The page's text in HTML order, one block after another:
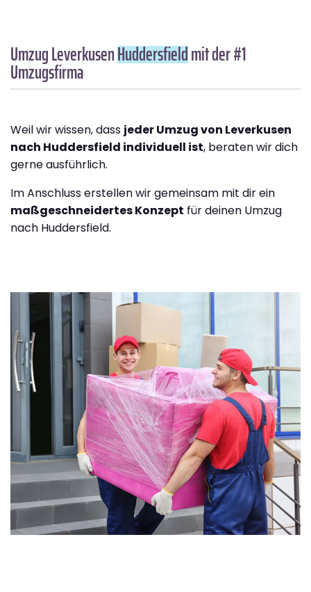
Umzug LeverkusenHuddersfieldmit der #1
Umzugsfirma
Weil wir wissen, dass jeder Umzug von Leverkusen
nach Huddersfield individuell ist, beraten wir dich
gerne ausführlich.
Im Anschluss erstellen wir gemeinsam mit dir ein
maßgeschneidertes Konzept für deinen Umzug
nach Huddersfield.